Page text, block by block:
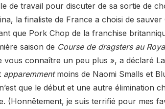
de travail pour discuter de sa sortie de
la finaliste de France a choisi de
que Pork Chop de la franchise
saison de Course de dragsters au
vous connaître un peu plus », a déclaré
apparemment moins de Naomi Smalls et
que le début et une autre élimination
(Honnêtement, je suis terrifié pour mes